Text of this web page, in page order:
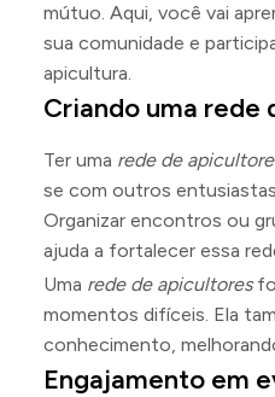
mútuo. Aqui, você vai
sua comunidade e
apicultura.
Criando uma rede
Ter uma rede de
se com outros
Organizar encontros ou
ajuda a fortalecer essa
Uma rede de apicultores
momentos difíceis. Ela
conhecimento,
Engajamento em